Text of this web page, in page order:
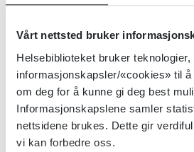
Vårt nettsted bruker
Helsebiblioteket bruker teknologier,
informasjonskapsler/«cookies» til
om deg for å kunne gi deg best
Informasjonskapslene samler
nettsidene brukes. Dette gir
vi kan forbedre oss.
samhandlingsplan
Regjeringen.no
Detaljer